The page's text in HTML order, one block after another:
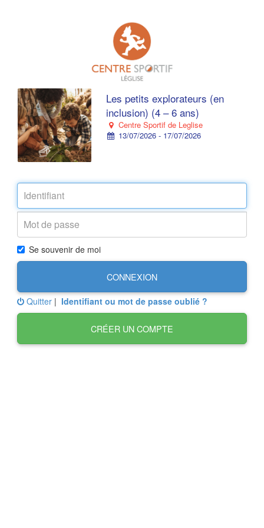
Les petits explorateurs (en
inclusion) (4 – 6 ans)
Centre Sportif de Leglise
13/07/2026 - 17/07/2026
Se souvenir de moi
CONNEXION
Quitter | Identifiant ou mot de passe oublié ?
CRÉER UN COMPTE